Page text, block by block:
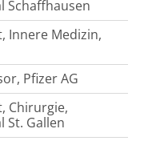
Schaffhausen
Innere Medizin,
Pfizer AG
Chirurgie,
St. Gallen